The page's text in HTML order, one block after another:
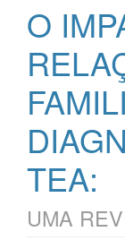
O
TEA:
UMA